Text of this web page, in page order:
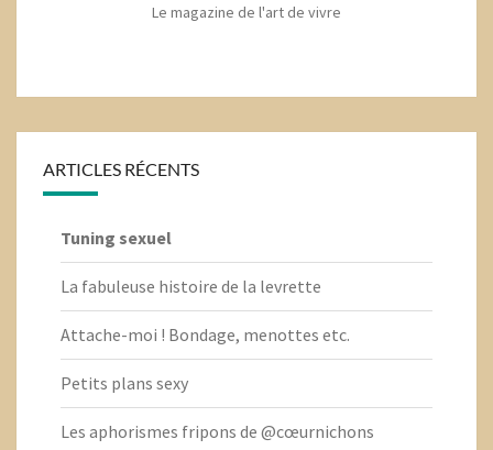
Le magazine de l'art de vivre
ARTICLES RÉCENTS
Tuning sexuel
La fabuleuse histoire de la levrette
Attache-moi ! Bondage, menottes etc.
Petits plans sexy
Les aphorismes fripons de @cœurnichons